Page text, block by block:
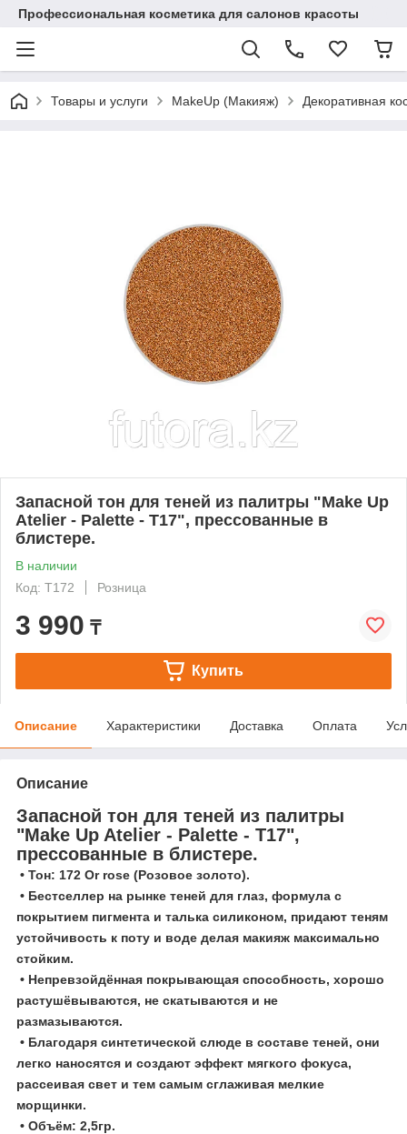
Профессиональная косметика для салонов красоты
Товары и услуги MakeUp (Макияж) Декоративная
Запасной тон для теней из палитры "Make Up
Atelier - Palette - T17", прессованные в
блистере.
В наличии
Код: T172
Розница
3 990 ₸
Купить
Описание Характеристики Доставка Оплата
Описание
Запасной тон для теней из палитры
"Make Up Atelier - Palette - T17",
прессованные в блистере.
• Тон: 172 Or rose (Розовое золото).
• Бестселлер на рынке теней для глаз, формула с
покрытием пигмента и талька силиконом, придают теням
устойчивость к поту и воде делая макияж максимально
стойким.
• Непревзойдённая покрывающая способность, хорошо
растушёвываются, не скатываются и не
размазываются.
• Благодаря синтетической слюде в составе теней, они
легко наносятся и создают эффект мягкого фокуса,
рассеивая свет и тем самым сглаживая мелкие
морщинки.
• Объём: 2,5гр.